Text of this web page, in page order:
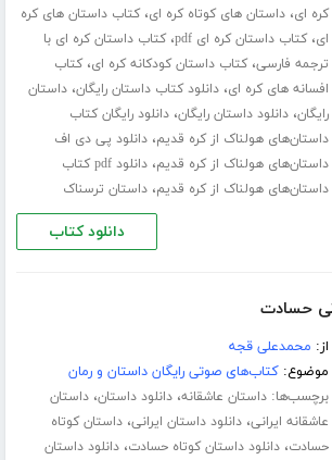
کره ای،داستان های کوتاه کره ای،کتاب داستان های کره
ای،کتاب داستان کره ای pdf ،کتاب داستان کره ای با
ترجمه فارسی،کتاب داستان کودکانه کره ای،کتاب
افسانه های کره ای،دانلود کتاب داستان رایگان،داستان
رایگان،دانلود داستان رایگان،دانلود رایگان کتاب
داستان‌های هولناک از کره قدیم،دانلود پی دی اف
داستان‌های هولناک از کره قدیم،
دانلود pdf کتاب
داستان‌های هولناک از کره قدیم،داستان ترسناک
دانلود کتاب
حسادت
از: محمدعلی قجه
موضوع:کتاب‌های صوتی رایگان داستان و رمان
برچسب‌ها:داستان عاشقانه،دانلود داستان،داستان
عاشقانه ایرانی،دانلود داستان ایرانی،داستان کوتاه
حسادت،دانلود داستان کوتاه حسادت،دانلود داستان